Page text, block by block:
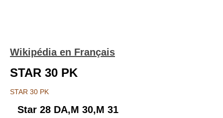
Wikipédia en Français
STAR 30 PK
STAR 30 PK
Star 28 DA,M 30,M 31